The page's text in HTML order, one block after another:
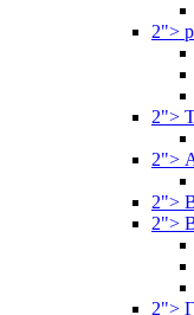
2">
2">
2">
2">
2">
2">